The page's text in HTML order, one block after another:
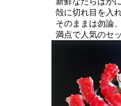
殻に切れ
そのままは勿論
満点で人気の